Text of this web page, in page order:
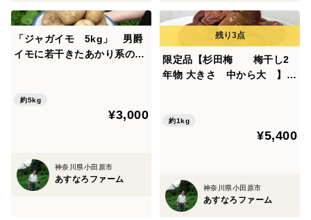
きれいな梅を求めるのでしたら消毒を施したものを選択
ください。
梅肉エキスを毎年何十年と作っている方が、梅肉エキス
りが違う、また味も違うといっています。
５月末ごろから発送できると期待はしていますが、６月
に入ってからが本格出荷の時期を迎えます。
「ジャガイモ 5kg」 男爵
イモに若干きたあかり系のジ
育てた、ミネラル分豊富なお
いしいジャガイモです。 販
約5kg
¥3,000
神奈川県小田原市
あすなろファーム
限定品【杉田梅 梅干し2
年物 大きさ 中から大 】１
上害虫駆除や除草のための薬
品を全く使わず、主に堆肥、
約1kg
¥5,400
神奈川県小田原市
あすなろファーム